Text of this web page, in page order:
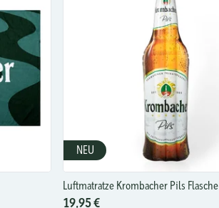
NEU
Luftmatratze Krombacher Pils Flasche
19,95 €